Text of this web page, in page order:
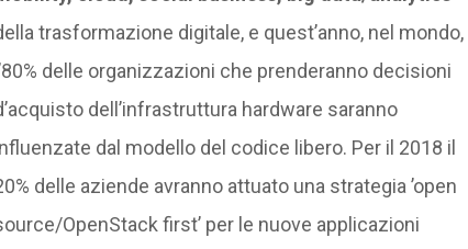
trasformazione digitale, e quest’anno, nel mondo,
delle organizzazioni che prenderanno decisioni
dell’infrastruttura hardware saranno
dal modello del codice libero. Per il 2018 il
delle aziende avranno attuato una strategia ’open
OpenStack first’ per le nuove applicazioni